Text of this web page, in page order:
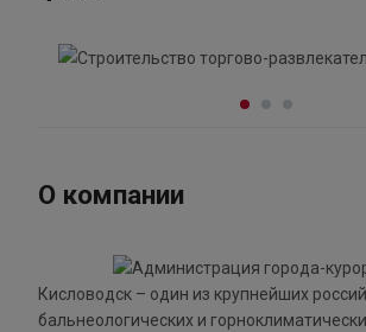
О компании
Кисловодск – один из крупнейших
бальнеологических и